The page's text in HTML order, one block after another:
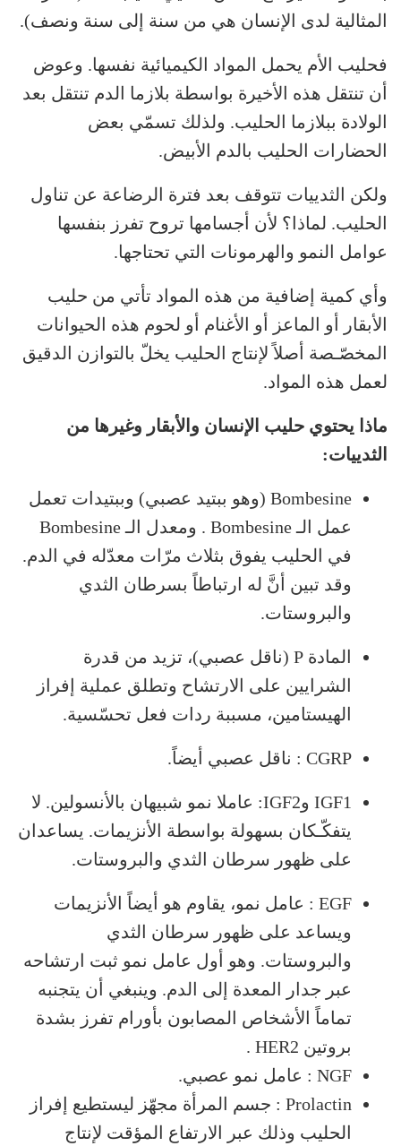
المثالية لدى الإنسان هي من سنة إلى سنة ونصف).
فحليب الأم يحمل المواد الكيميائية نفسها. وعوض
أن تنتقل هذه الأخيرة بواسطة بلازما الدم تنتقل بعد
الولادة ببلازما الحليب. ولذلك تسمّي بعض
الحضارات الحليب بالدم الأبيض.
ولكن الثدييات تتوقف بعد فترة الرضاعة عن تناول
الحليب. لماذا؟ لأن أجسامها تروح تفرز بنفسها
عوامل النمو والهرمونات التي تحتاجها.
وأي كمية إضافية من هذه المواد تأتي من حليب
الأبقار أو الماعز أو الأغنام أو لحوم هذه الحيوانات
المخصّـصة أصلاً لإنتاج الحليب يخلّ بالتوازن الدقيق
لعمل هذه المواد.
ماذا يحتوي حليب الإنسان والأبقار وغيرها من
الثدييات:
Bombesine (وهو ببتيد عصبي) وببتيدات تعمل
عمل الـ Bombesine . ومعدل الـ Bombesine
في الحليب يفوق بثلاث مرّات معدّله في الدم.
وقد تبين أنَّ له ارتباطاً بسرطان الثدي
والبروستات.
المادة P (ناقل عصبي)، تزيد من قدرة
الشرايين على الارتشاح وتطلق عملية إفراز
الهيستامين، مسببة ردات فعل تحسّسية.
CGRP : ناقل عصبي أيضاً.
IGF1 وIGF2: عاملا نمو شبيهان بالأنسولين. لا
يتفكّـكان بسهولة بواسطة الأنزيمات. يساعدان
على ظهور سرطان الثدي والبروستات.
EGF : عامل نمو، يقاوم هو أيضاً الأنزيمات
ويساعد على ظهور سرطان الثدي
والبروستات. وهو أول عامل نمو ثبت ارتشاحه
عبر جدار المعدة إلى الدم. وينبغي أن يتجنبه
تماماً الأشخاص المصابون بأورام تفرز بشدة
بروتين HER2 .
NGF : عامل نمو عصبي.
Prolactin : جسم المرأة مجهّز ليستطيع إفراز
الحليب وذلك عبر الارتفاع المؤقت لإنتاج